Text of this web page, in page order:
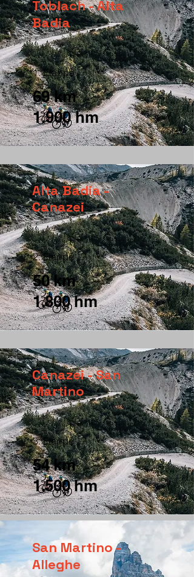
Toblach - Alta
Badia
1. Etappe
69 km
1.900 hm
Alta Badia -
Canazei
2. Etappe
50 km
1.800 hm
Canazei - San
Martino
3. Etappe
54 km
1.500 hm
San Martino -
Alleghe